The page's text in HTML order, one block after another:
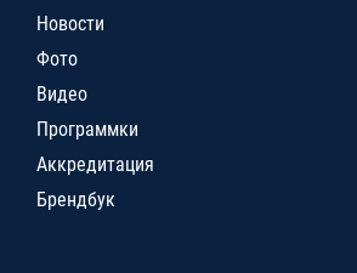
Новости
Фото
Видео
Программки
Аккредитация
Брендбук